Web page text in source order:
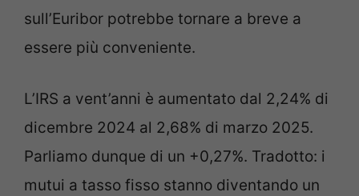
sull’Euribor potrebbe tornare a breve a
essere più conveniente.
L’IRS a vent’anni è aumentato dal 2,24% di
dicembre 2024 al 2,68% di marzo 2025.
Parliamo dunque di un +0,27%. Tradotto: i
mutui a tasso fisso stanno diventando un